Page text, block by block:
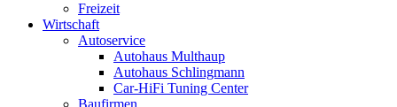
Freizeit
Wirtschaft
Autoservice
Autohaus Multhaup
Autohaus Schlingmann
Car-HiFi Tuning Center
Baufirmen